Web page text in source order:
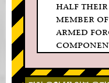
half their
member
armed